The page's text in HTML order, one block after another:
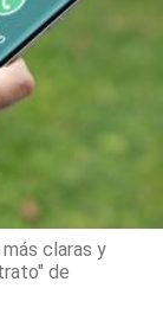
claras y
de